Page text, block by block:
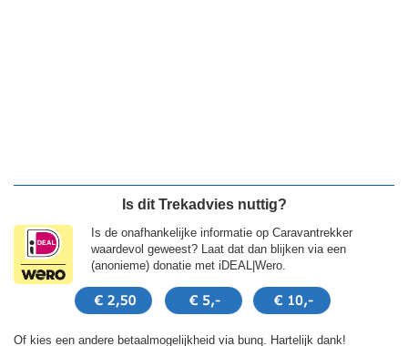
Is dit Trekadvies nuttig?
Is de onafhankelijke informatie op Caravantrekker
waardevol geweest? Laat dat dan blijken via een
(anonieme) donatie met iDEAL|Wero.
Of kies een andere betaalmogelijkheid via bunq. Hartelijk dank!